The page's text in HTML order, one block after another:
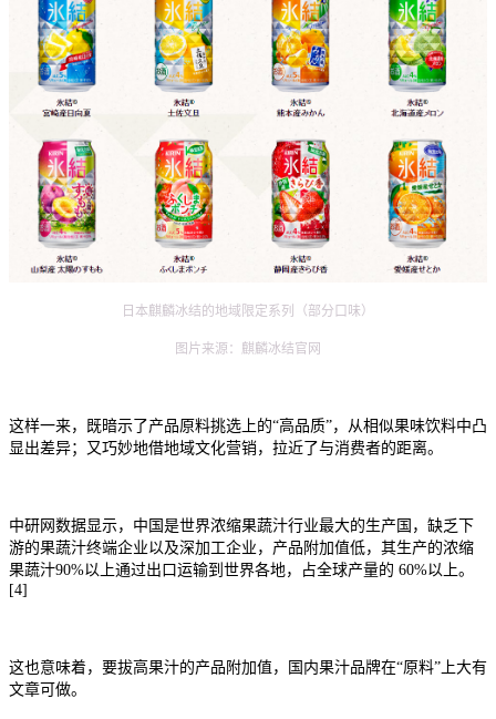
日本麒麟冰结的地域限定系列（部分口味）
图片来源：麒麟冰结官网
这样一来，既暗示了产品原料挑选上的“高品质”，从相似果味饮料中凸
显出差异；又巧妙地借地域文化营销，拉近了与消费者的距离。
中研网数据显示，中国是世界浓缩果蔬汁行业最大的生产国，缺乏下
游的果蔬汁终端企业以及深加工企业，产品附加值低，其生产的浓缩
果蔬汁90%以上通过出口运输到世界各地，占全球产量的 60%以上。
[4]
这也意味着，要拔高果汁的产品附加值，国内果汁品牌在“原料”上大有
文章可做。